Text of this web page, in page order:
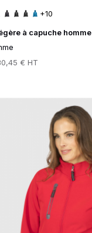
à capuche homme
€ HT
+10